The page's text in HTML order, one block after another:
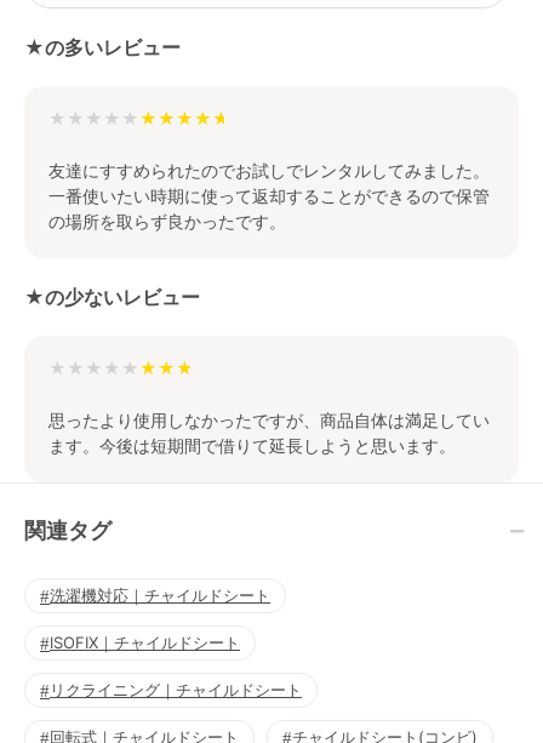
★の多いレビュー
★★★★★
友達にすすめられたのでお試しでレンタルしてみました。
一番使いたい時期に使って返却することができるので保管
の場所を取らず良かったです。
★の少ないレビュー
★★★★★
思ったより使用しなかったですが、商品自体は満足してい
ます。今後は短期間で借りて延長しようと思います。
関連タグ
洗濯機対応｜チャイルドシート
ISOFIX｜チャイルドシート
リクライニング｜チャイルドシート
回転式｜チャイルドシート チャイルドシート(コンビ)